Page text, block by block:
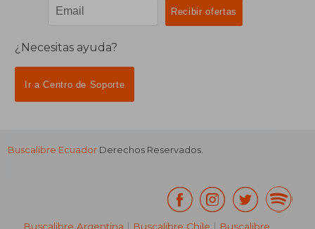
¿Necesitas ayuda?
Ir a Centro de Soporte
Buscalibre Ecuador Derechos Reservados.
Buscalibre Argentina | Buscalibre Chile | Buscalibre